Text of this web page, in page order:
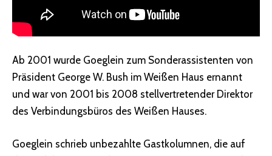
Ab 2001 wurde Goeglein zum Sonderassistenten von
Präsident George W. Bush im Weißen Haus ernannt
und war von 2001 bis 2008 stellvertretender Direktor
des Verbindungsbüros des Weißen Hauses.
Goeglein schrieb unbezahlte Gastkolumnen, die auf